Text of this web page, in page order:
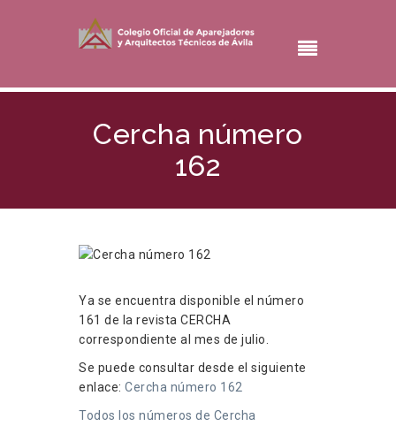
Cercha número
162
Ya se encuentra disponible el número
161 de la revista CERCHA
correspondiente al mes de julio.
Se puede consultar desde el siguiente
enlace: Cercha número 162
Todos los números de Cercha